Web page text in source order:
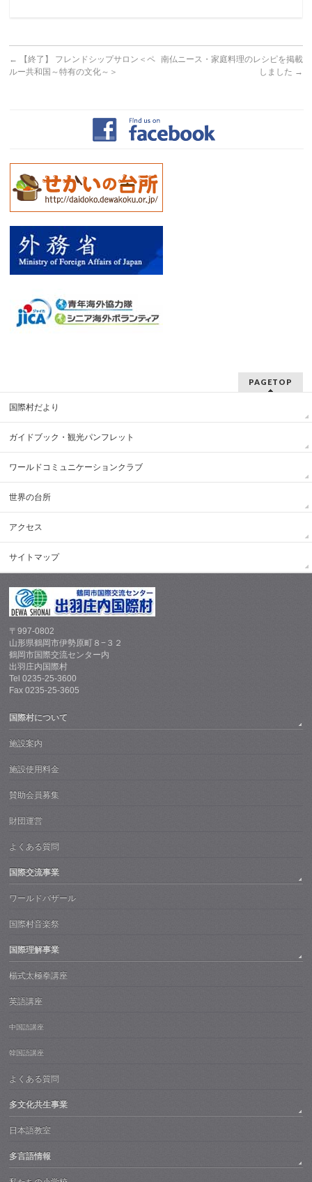
←
【終了】 フレンドシップサロン＜ペ
ルー共和国～特有の文化～＞
南仏ニース・家庭料理のレシピを掲載
しました →
PAGETOP
国際村だより
ガイドブック・観光パンフレット
ワールドコミュニケーションクラブ
世界の台所
アクセス
サイトマップ
〒997-0802
山形県鶴岡市伊勢原町８−３２
鶴岡市国際交流センター内
出羽庄内国際村
Tel 0235-25-3600
Fax 0235-25-3605
国際村について
施設案内
施設使用料金
賛助会員募集
財団運営
よくある質問
国際交流事業
ワールドバザール
国際村音楽祭
国際理解事業
楊式太極拳講座
英語講座
中国語講座
韓国語講座
よくある質問
多文化共生事業
日本語教室
多言語情報